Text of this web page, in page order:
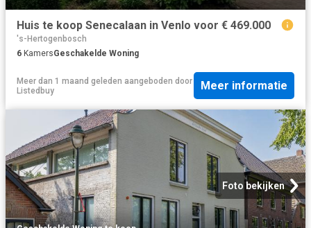
Huis te koop Senecalaan in Venlo voor € 469.000
's-Hertogenbosch
6 KamersGeschakelde Woning
Meer dan 1 maand geleden aangeboden door
Listedbuy
Meer informatie
Foto bekijken